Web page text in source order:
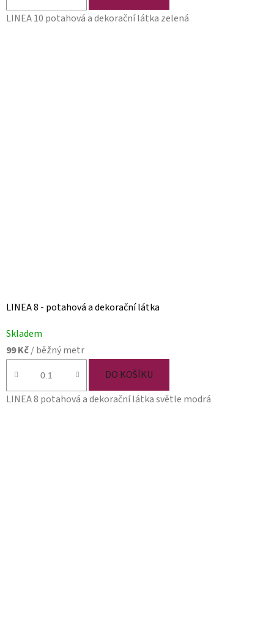
LINEA 10 potahová a dekorační látka zelená
LINEA 8 - potahová a dekorační látka
Skladem
99 Kč/ běžný metr
DO KOŠÍKU
LINEA 8 potahová a dekorační látka světle modrá